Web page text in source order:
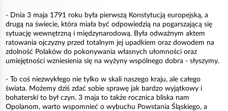
- Dnia 3 maja 1791 roku była pierwszą Konstytucją europejską, a
drugą na świecie, która miała być odpowiedzią na pogarszającą się
sytuację wewnętrzną i międzynarodową. Była odważnym aktem
ratowania ojczyzny przed totalnym jej upadkiem oraz dowodem na
zdolność Polaków do pokonywania własnych ułomności oraz
umiejętności wzniesienia się na wyżyny wspólnego dobra - słyszymy.
- To coś niezwykłego nie tylko w skali naszego kraju, ale całego
świata. Możemy dziś zdać sobie sprawę jak bardzo wyjątkowy i
bohaterski to był czyn. 3 maja to także rocznica bliska nam
Opolanom, warto wspomnieć o wybuchu Powstania Śląskiego, a